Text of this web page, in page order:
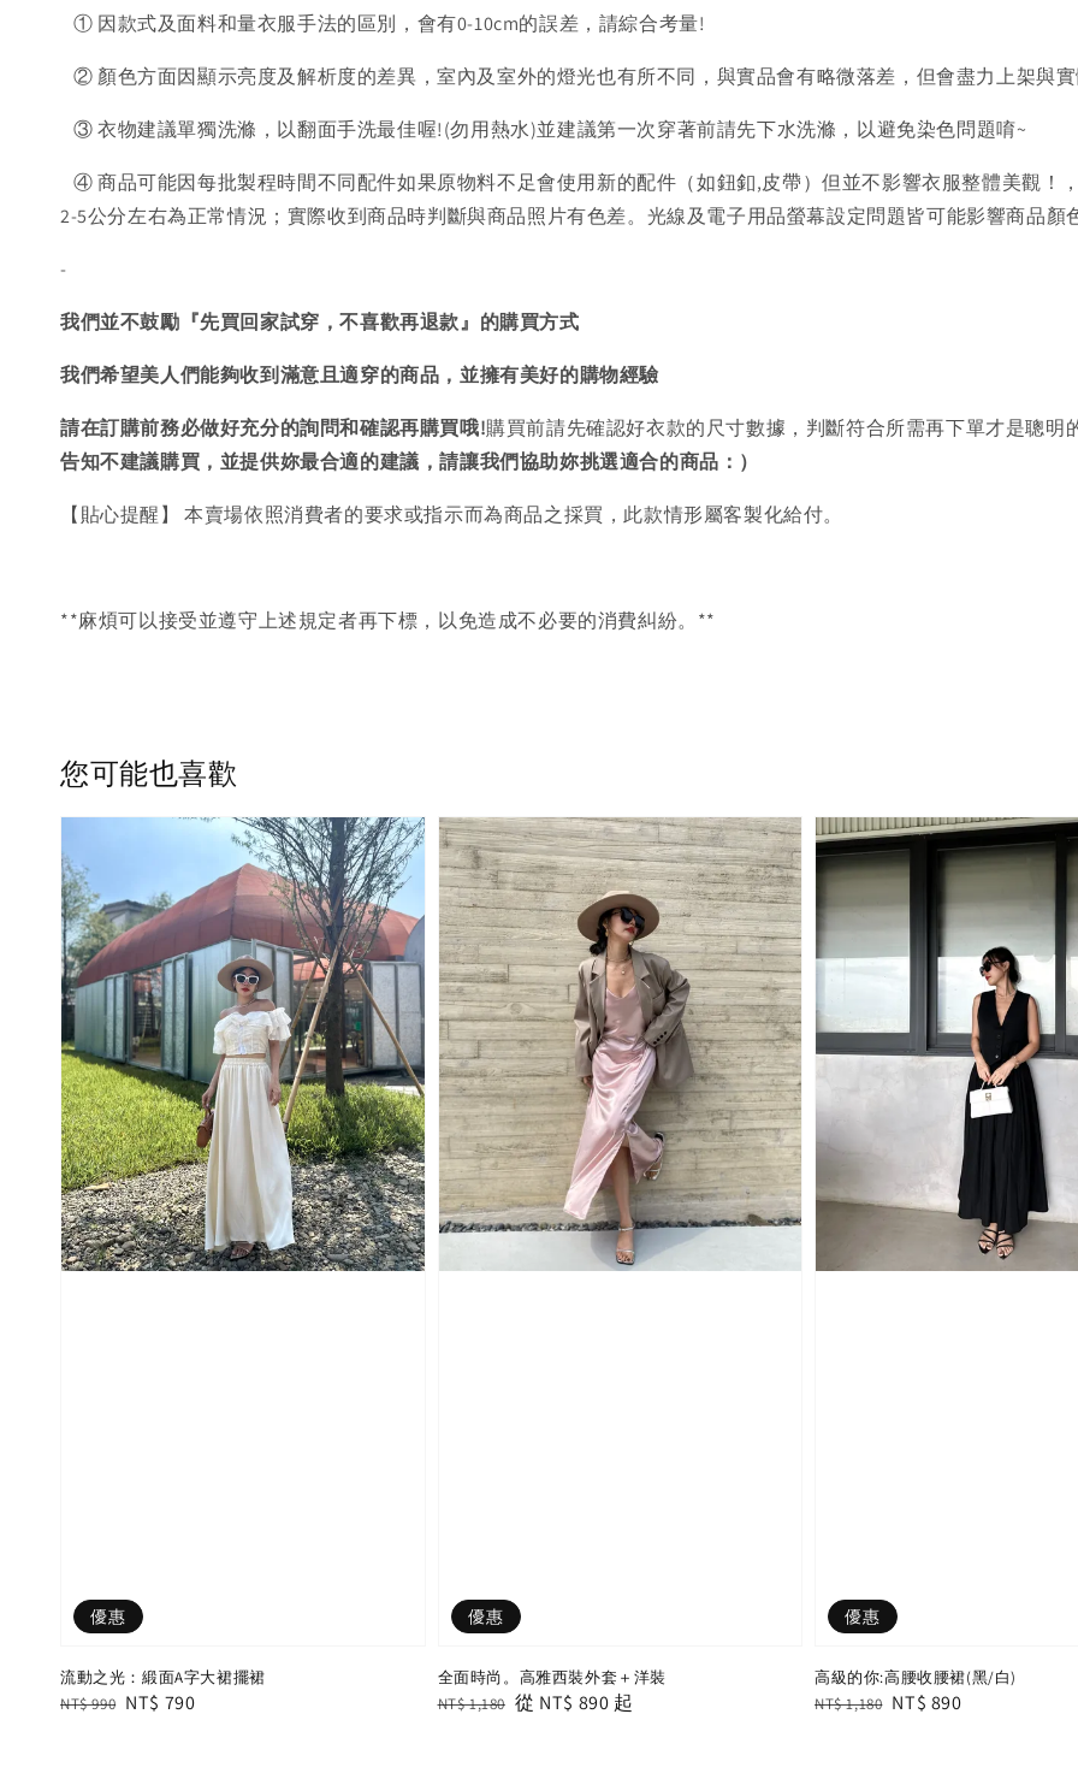
① 因款式及面料和量衣服手法的區別，會有0-10cm的誤差，請綜合考量!
② 顏色方面因顯示亮度及解析度的差異，室內及室外的燈光也有所不同，與實品會有略微落差，但會盡力上架與實
③ 衣物建議單獨洗滌，以翻面手洗最佳喔!(勿用熱水)並建議第一次穿著前請先下水洗滌，以避免染色問題唷~
④ 商品可能因每批製程時間不同配件如果原物料不足會使用新的配件（如鈕釦,皮帶）但並不影響衣服整體美觀！
2-5公分左右為正常情況；實際收到商品時判斷與商品照片有色差。光線及電子用品螢幕設定問題皆可能影響商品顏
-
我們並不鼓勵『先買回家試穿，不喜歡再退款』的購買方式
我們希望美人們能夠收到滿意且適穿的商品，並擁有美好的購物經驗
請在訂購前務必做好充分的詢問和確認再購買哦!購買前請先確認好衣款的尺寸數據，判斷符合所需再下單才是聰明
告知不建議購買， 並提供妳最合適的建議，請讓我們協助妳挑選適合的商品：）
【貼心提醒】 本賣場依照消費者的要求或指示而為商品之採買，此款情形屬客製化給付。
**麻煩可以接受並遵守上述規定者再下標，以免造成不必要的消費糾紛。**
您可能也喜歡
優惠
流動之光：緞面A字大裙擺裙
Regular
NT$ 990 Sale
NT$ 790
優惠
全面時尚。高雅西裝外套＋洋裝
Regular
NT$ 1,180 Sale
從 NT$ 890 起
優惠
高級的你:高腰收腰裙(黑/白)
Regular
NT$ 1,180 Sale
NT$ 890